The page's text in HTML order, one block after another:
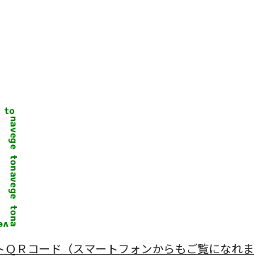
ＱＲコード（スマートフォンからもご覧になれま